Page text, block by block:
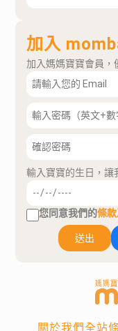
加入
加入媽媽寶寶會員，
輸入寶寶的生日，讓
您同意我們的條
送出
關於我們全站